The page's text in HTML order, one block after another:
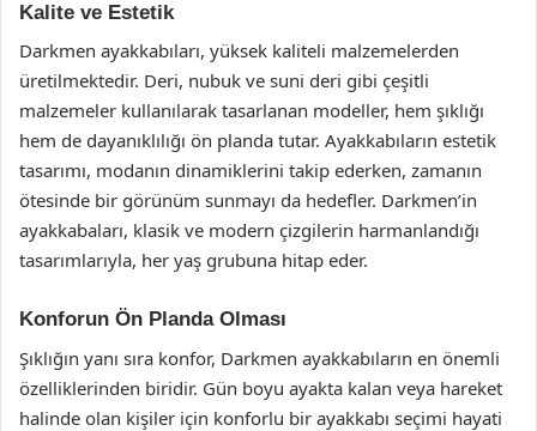
Kalite ve Estetik
Darkmen ayakkabıları, yüksek kaliteli malzemelerden
üretilmektedir. Deri, nubuk ve suni deri gibi çeşitli
malzemeler kullanılarak tasarlanan modeller, hem şıklığı
hem de dayanıklılığı ön planda tutar. Ayakkabıların estetik
tasarımı, modanın dinamiklerini takip ederken, zamanın
ötesinde bir görünüm sunmayı da hedefler. Darkmen’in
ayakkabaları, klasik ve modern çizgilerin harmanlandığı
tasarımlarıyla, her yaş grubuna hitap eder.
Konforun Ön Planda Olması
Şıklığın yanı sıra konfor, Darkmen ayakkabıların en önemli
özelliklerinden biridir. Gün boyu ayakta kalan veya hareket
halinde olan kişiler için konforlu bir ayakkabı seçimi hayati